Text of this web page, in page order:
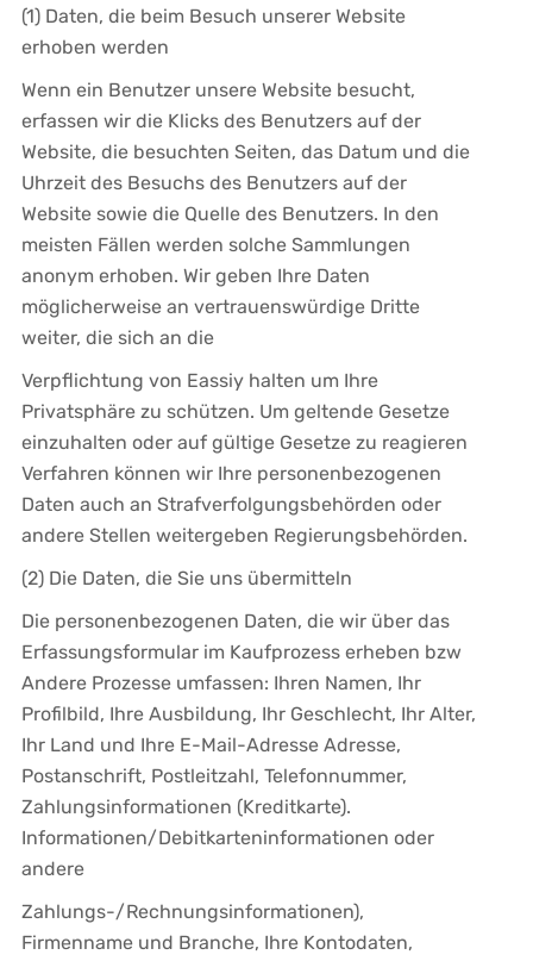
(1) Daten, die beim Besuch unserer Website
erhoben werden
Wenn ein Benutzer unsere Website besucht,
erfassen wir die Klicks des Benutzers auf der
Website, die besuchten Seiten, das Datum und die
Uhrzeit des Besuchs des Benutzers auf der
Website sowie die Quelle des Benutzers. In den
meisten Fällen werden solche Sammlungen
anonym erhoben. Wir geben Ihre Daten
möglicherweise an vertrauenswürdige Dritte
weiter, die sich an die
Verpflichtung von Eassiy halten um Ihre
Privatsphäre zu schützen. Um geltende Gesetze
einzuhalten oder auf gültige Gesetze zu reagieren
Verfahren können wir Ihre personenbezogenen
Daten auch an Strafverfolgungsbehörden oder
andere Stellen weitergeben Regierungsbehörden.
(2) Die Daten, die Sie uns übermitteln
Die personenbezogenen Daten, die wir über das
Erfassungsformular im Kaufprozess erheben bzw
Andere Prozesse umfassen: Ihren Namen, Ihr
Profilbild, Ihre Ausbildung, Ihr Geschlecht, Ihr Alter,
Ihr Land und Ihre E-Mail-Adresse Adresse,
Postanschrift, Postleitzahl, Telefonnummer,
Zahlungsinformationen (Kreditkarte).
Informationen/Debitkarteninformationen oder
andere
Zahlungs-/Rechnungsinformationen),
Firmenname und Branche, Ihre Kontodaten,